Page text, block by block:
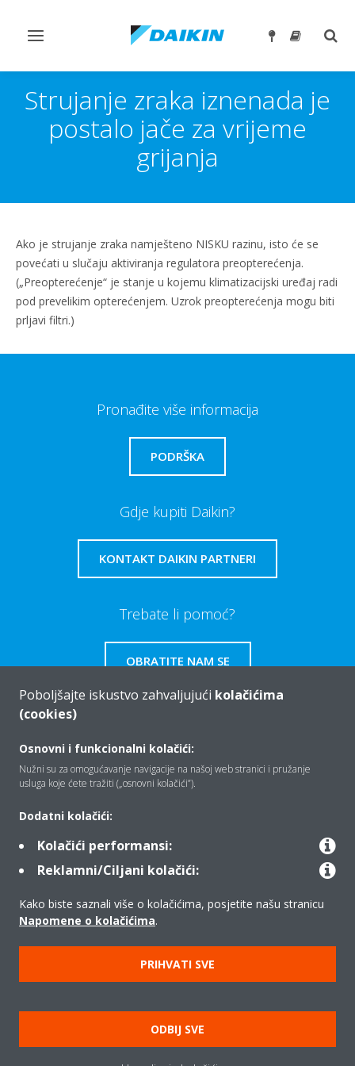
Toggle
Strujanje zraka iznenada je
postalo jače za vrijeme
grijanja
Ako je strujanje zraka namješteno NISKU razinu, isto će se
povećati u slučaju aktiviranja regulatora preopterećenja.
(„Preopterećenje“ je stanje u kojemu klimatizacijski uređaj radi
pod prevelikim opterećenjem. Uzrok preopterećenja mogu biti
prljavi filtri.)
Pronađite više informacija
PODRŠKA
Gdje kupiti Daikin?
KONTAKT DAIKIN PARTNERI
Trebate li pomoć?
OBRATITE NAM SE
Tko smo mi
Rješenja
Kontakt
Pravna napomena
Obavijest o kolačićima
Pravilnik o zaštiti privatnosti podataka
Poslovna etika
Poboljšajte iskustvo zahvaljujući kolačićima
(cookies)
Osnovni i funkcionalni kolačići:
Nužni su za omogućavanje navigacije na našoj web stranici i pružanje
usluga koje ćete tražiti („osnovni kolačići”).
Dodatni kolačići:
Kolačići performansi:
Reklamni/Ciljani kolačići:
Kako biste saznali više o kolačićima, posjetite našu stranicu
Napomene o kolačićima.
PRIHVATI SVE
ODBIJ SVE